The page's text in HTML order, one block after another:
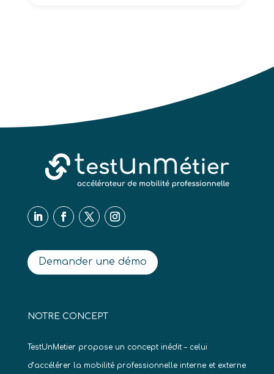
Demander une démo
NOTRE CONCEPT
TestUnMetier propose un concept inédit – celui
d’accélérer la mobilité professionnelle interne et externe